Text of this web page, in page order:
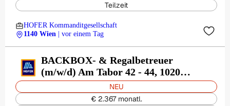
Teilzeit
HOFER Kommanditgesellschaft
1140 Wien
| vor einem Tag
BACKBOX- & Regalbetreuer
(m/w/d) Am Tabor 42 - 44, 1020
Wien
NEU
€ 2.367 monatl.